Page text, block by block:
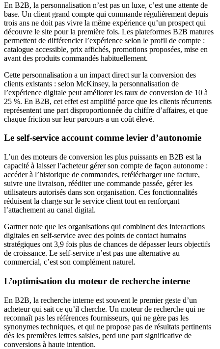
En B2B, la personnalisation n’est pas un luxe, c’est une attente de
base. Un client grand compte qui commande régulièrement depuis
trois ans ne doit pas vivre la même expérience qu’un prospect qui
découvre le site pour la première fois. Les plateformes B2B matures
permettent de différencier l’expérience selon le profil de compte :
catalogue accessible, prix affichés, promotions proposées, mise en
avant des produits commandés habituellement.
Cette personnalisation a un impact direct sur la conversion des
clients existants : selon McKinsey, la personnalisation de
l’expérience digitale peut améliorer les taux de conversion de 10 à
25 %. En B2B, cet effet est amplifié parce que les clients récurrents
représentent une part disproportionnée du chiffre d’affaires, et que
chaque friction sur leur parcours a un coût élevé.
Le self-service account comme levier d’autonomie
L’un des moteurs de conversion les plus puissants en B2B est la
capacité à laisser l’acheteur gérer son compte de façon autonome :
accéder à l’historique de commandes, retélécharger une facture,
suivre une livraison, rééditer une commande passée, gérer les
utilisateurs autorisés dans son organisation. Ces fonctionnalités
réduisent la charge sur le service client tout en renforçant
l’attachement au canal digital.
Gartner note que les organisations qui combinent des interactions
digitales en self-service avec des points de contact humains
stratégiques ont 3,9 fois plus de chances de dépasser leurs objectifs
de croissance. Le self-service n’est pas une alternative au
commercial, c’est son complément naturel.
L’optimisation du moteur de recherche interne
En B2B, la recherche interne est souvent le premier geste d’un
acheteur qui sait ce qu’il cherche. Un moteur de recherche qui ne
reconnaît pas les références fournisseurs, qui ne gère pas les
synonymes techniques, et qui ne propose pas de résultats pertinents
dès les premières lettres saisies, perd une part significative de
conversions à haute intention.